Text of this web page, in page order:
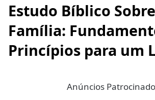
Estudo Bíblico
Família:
Princípios para um
Anúncios